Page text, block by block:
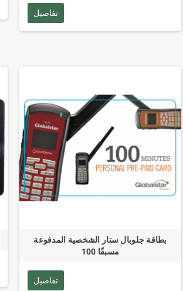
تفاصيل
بطاقة جلوبال ستار الشخصية المدفوعة
مسبقًا 100
تفاصيل